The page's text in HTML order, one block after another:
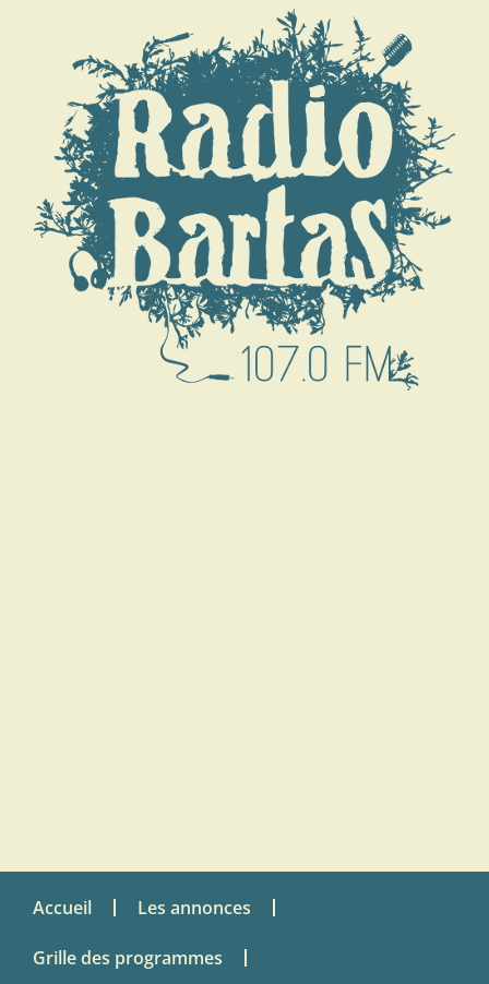
Accueil Les annonces
Grille des programmes